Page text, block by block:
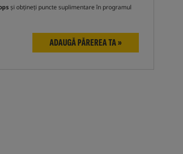
Acest produs sunt interesati:4 persoane
și obțineți puncte suplimentare în programul
ADAUGĂ PĂREREA TA »